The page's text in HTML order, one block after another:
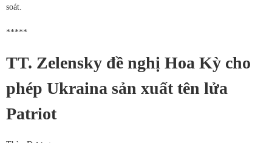
soát.
*****
TT. Zelensky đề nghị Hoa Kỳ cho
phép Ukraina sản xuất tên lửa
Patriot